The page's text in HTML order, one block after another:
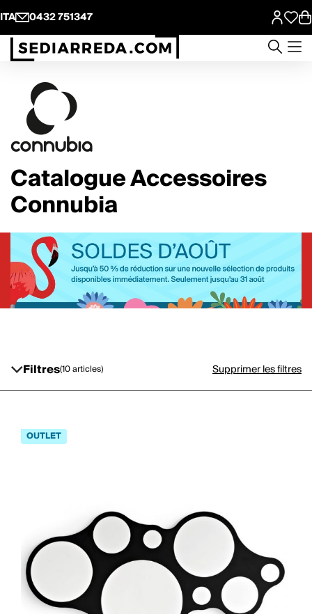
ITA 0432 751347
Catalogue Accessoires
Connubia
Filtres(10 articles) Supprimer les filtres